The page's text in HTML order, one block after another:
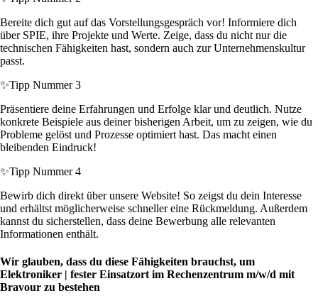
Bereite dich gut auf das Vorstellungsgespräch vor! Informiere dich
über SPIE, ihre Projekte und Werte. Zeige, dass du nicht nur die
technischen Fähigkeiten hast, sondern auch zur Unternehmenskultur
passt.
✨Tipp Nummer 3
Präsentiere deine Erfahrungen und Erfolge klar und deutlich. Nutze
konkrete Beispiele aus deiner bisherigen Arbeit, um zu zeigen, wie du
Probleme gelöst und Prozesse optimiert hast. Das macht einen
bleibenden Eindruck!
✨Tipp Nummer 4
Bewirb dich direkt über unsere Website! So zeigst du dein Interesse
und erhältst möglicherweise schneller eine Rückmeldung. Außerdem
kannst du sicherstellen, dass deine Bewerbung alle relevanten
Informationen enthält.
Wir glauben, dass du diese Fähigkeiten brauchst, um
Elektroniker | fester Einsatzort im Rechenzentrum m/w/d mit
Bravour zu bestehen